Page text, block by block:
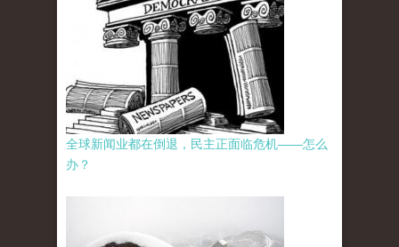
全球新闻业都在倒退，民主正面临危机——怎么
办？